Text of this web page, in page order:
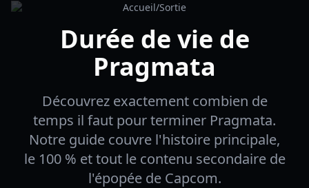
Accueil/Sortie
Durée de vie de
Pragmata
Découvrez exactement combien de
temps il faut pour terminer Pragmata.
Notre guide couvre l'histoire principale,
le 100 % et tout le contenu secondaire de
l'épopée de Capcom.